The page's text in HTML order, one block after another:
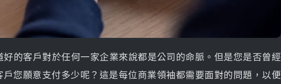
好的客戶對於任何一家企業來說都是公司的命脈。但是您是否曾經
您願意支付多少呢？這是每位商業領袖都需要面對的問題，以便